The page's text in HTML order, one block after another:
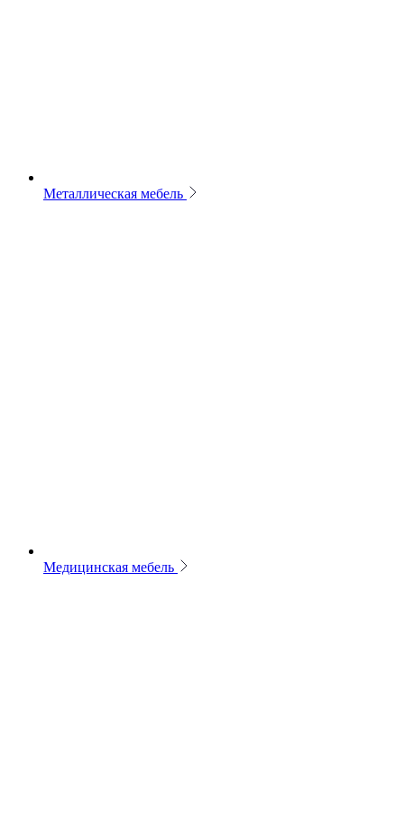
Металлическая мебель
Медицинская мебель